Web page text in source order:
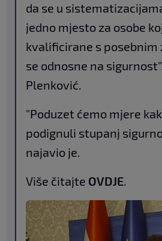
da se u
jedno mjesto za osobe
kvalificirane s posebnim
se odnosne na
Plenković.
"Poduzet ćemo mjere
podignuli stupanj
najavio je.
Više čitajte OVDJE.